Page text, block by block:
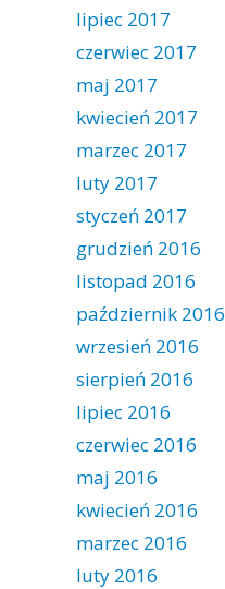
lipiec 2017
czerwiec 2017
maj 2017
kwiecień 2017
marzec 2017
luty 2017
styczeń 2017
grudzień 2016
listopad 2016
październik 2016
wrzesień 2016
sierpień 2016
lipiec 2016
czerwiec 2016
maj 2016
kwiecień 2016
marzec 2016
luty 2016